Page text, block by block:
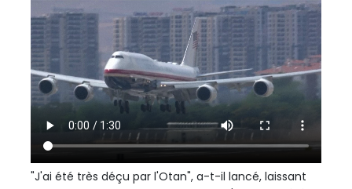
"J'ai été très déçu par l'Otan", a-t-il lancé, laissant